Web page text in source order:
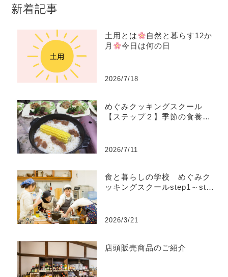
新着記事
土用とは
自然と暮らす12か
月
今日は何の日
2026/7/18
めぐみクッキングスクール
【ステップ２】季節の食養生
2026/7/11
食と暮らしの学校 めぐみク
ッキングスクールstep1～step
2026/3/21
店頭販売商品のご紹介